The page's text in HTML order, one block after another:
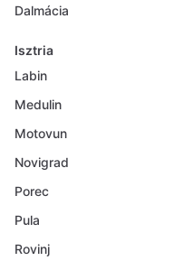
Dalmácia
Isztria
Labin
Medulin
Motovun
Novigrad
Porec
Pula
Rovinj